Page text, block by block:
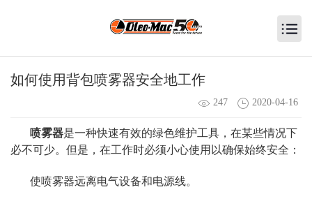
如何使用背包喷雾器安全地工作
247 2020-04-16
喷雾器是一种快速有效的绿色维护工具，在某些情况下
必不可少。但是，在工作时必须小心使用以确保始终安全：
使喷雾器远离电气设备和电源线。